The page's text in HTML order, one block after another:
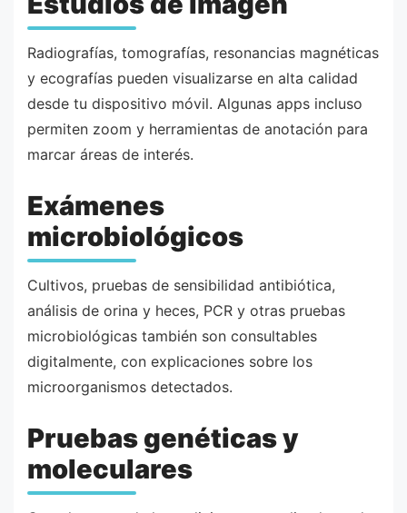
Radiografías, tomografías, resonancias magnéticas
y ecografías pueden visualizarse en alta calidad
desde tu dispositivo móvil. Algunas apps incluso
permiten zoom y herramientas de anotación para
marcar áreas de interés.
Exámenes
microbiológicos
Cultivos, pruebas de sensibilidad antibiótica,
análisis de orina y heces, PCR y otras pruebas
microbiológicas también son consultables
digitalmente, con explicaciones sobre los
microorganismos detectados.
Pruebas genéticas y
moleculares